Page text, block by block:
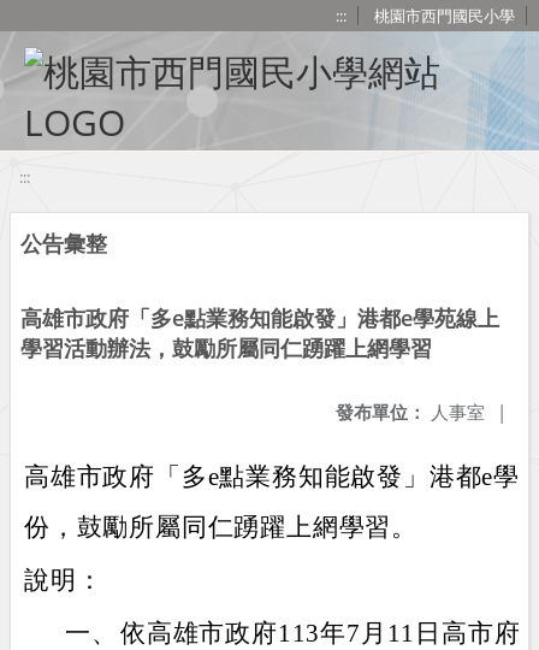
::: 桃園市西門國民小學
:::
公告彙整
高雄市政府「多e點業務知能啟發」港都e學苑線上
學習活動辦法，鼓勵所屬同仁踴躍上網學習
發布單位： 人事室 |
高雄市政府「多e點業務知能啟發」港都e學
份，鼓勵所屬同仁踴躍上網學習。
說明：
一、 依高雄市政府113年7月11日高市府